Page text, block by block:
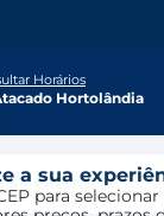
Horários
Hortolândia
a sua
para
Ofertas